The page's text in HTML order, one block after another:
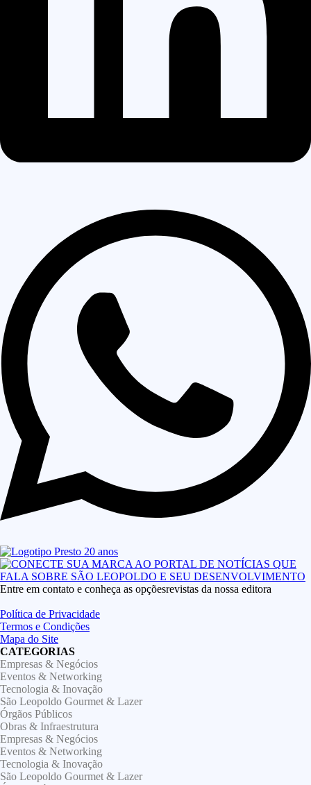
Entre em contato e conheça as opçõesrevistas da nossa editora
Política de Privacidade
Termos e Condições
Mapa do Site
CATEGORIAS
Empresas & Negócios
Eventos & Networking
Tecnologia & Inovação
São Leopoldo Gourmet & Lazer
Órgãos Públicos
Obras & Infraestrutura
Empresas & Negócios
Eventos & Networking
Tecnologia & Inovação
São Leopoldo Gourmet & Lazer